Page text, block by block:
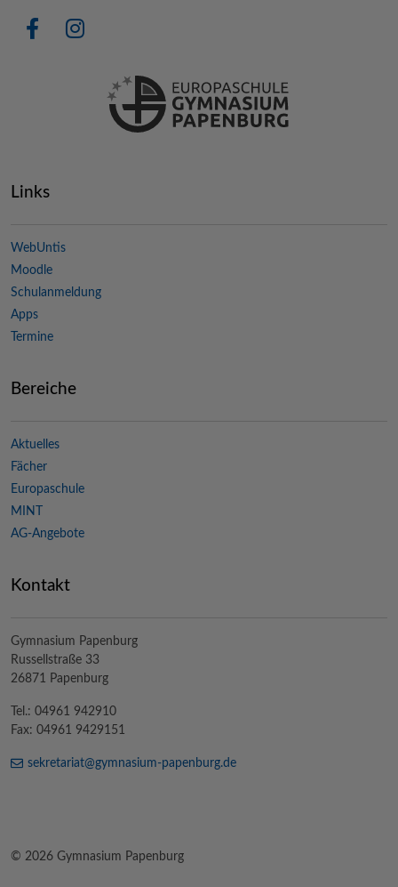
Links
WebUntis
Moodle
Schulanmeldung
Apps
Termine
Bereiche
Aktuelles
Fächer
Europaschule
MINT
AG-Angebote
Kontakt
Gymnasium Papenburg
Russellstraße 33
26871 Papenburg
Tel.: 04961 942910
Fax: 04961 9429151
sekretariat@gymnasium-papenburg.de
© 2026 Gymnasium Papenburg